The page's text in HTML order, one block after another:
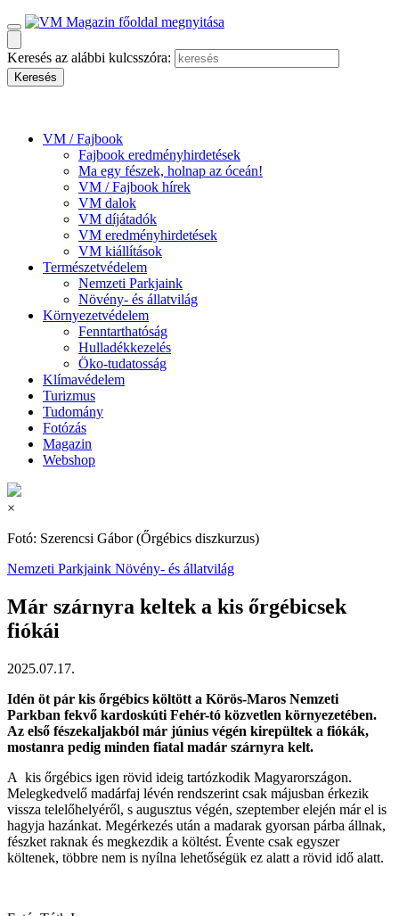
Keresés az alábbi kulcsszóra:
VM / Fajbook
Fajbook eredményhirdetések
Ma egy fészek, holnap az óceán!
VM / Fajbook hírek
VM dalok
VM díjátadók
VM eredményhirdetések
VM kiállítások
Természetvédelem
Nemzeti Parkjaink
Növény- és állatvilág
Környezetvédelem
Fenntarthatóság
Hulladékkezelés
Öko-tudatosság
Klímavédelem
Turizmus
Tudomány
Fotózás
Magazin
Webshop
×
Fotó: Szerencsi Gábor (Őrgébics diszkurzus)
Nemzeti Parkjaink Növény- és állatvilág
Már szárnyra keltek a kis őrgébicsek
fiókái
2025.07.17.
Idén öt pár kis őrgébics költött a Körös-Maros Nemzeti
Parkban fekvő kardoskúti Fehér-tó közvetlen környezetében.
Az első fészekaljakból már június végén kirepültek a fiókák,
mostanra pedig minden fiatal madár szárnyra kelt.
A kis őrgébics igen rövid ideig tartózkodik Magyarországon.
Melegkedvelő madárfaj lévén rendszerint csak májusban érkezik
vissza telelőhelyéről, s augusztus végén, szeptember elején már el is
hagyja hazánkat. Megérkezés után a madarak gyorsan párba állnak,
fészket raknak és megkezdik a költést. Évente csak egyszer
költenek, többre nem is nyílna lehetőségük ez alatt a rövid idő alatt.